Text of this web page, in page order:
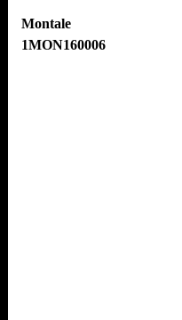
Montale
1MON160006